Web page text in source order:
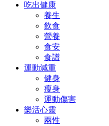
吃出健康
養生
飲食
營養
食安
食譜
運動減重
健身
瘦身
運動傷害
樂活心靈
兩性